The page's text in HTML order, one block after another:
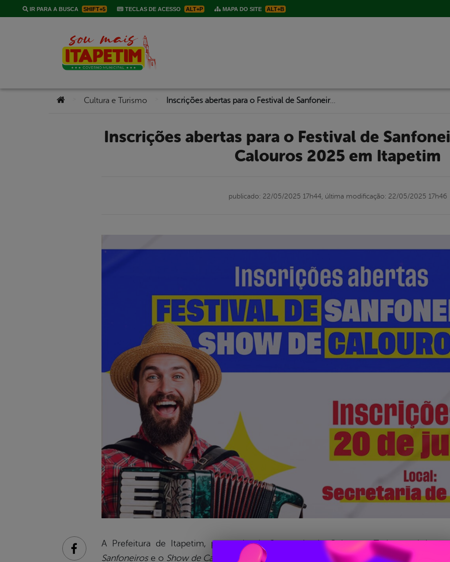
IR PARA A BUSCA SHIFT+5 TECLAS DE ACESSO ALT+P MAPA DO SITE ALT+B
Você está aqui:Cultura e Turismo Inscrições abertas para o Festival de Sanfoneiros e o Show de Calouros 2025 em Itapetim
Inscrições abertas para o Festival de Sanfoneiros e o Show de
Calouros 2025 em Itapetim
publicado: 22/05/2025 17h44, última modificação: 22/05/2025 17h46
A Prefeitura de Itapetim, por meio da Secretaria de Cultura e Turismo, abriu
Sanfoneirose o Show de Calouros 2025. Os eventos fazem parte da programação do
Facebook